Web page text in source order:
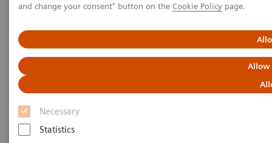
and change your consent" button on the Cookie Policy page.
Allow
Necessary
Statistics
Siemens Healthineers Türkiye
Laboratuvar Diagnostiği
Free Light Chains (FLC) Testing